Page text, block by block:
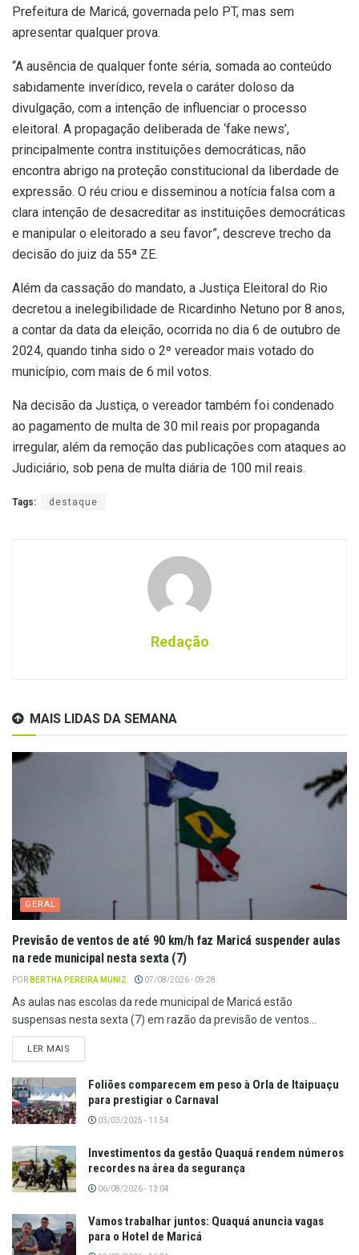
Prefeitura de Maricá, governada pelo PT, mas sem
apresentar qualquer prova.
“A ausência de qualquer fonte séria, somada ao conteúdo
sabidamente inverídico, revela o caráter doloso da
divulgação, com a intenção de influenciar o processo
eleitoral. A propagação deliberada de ‘fake news’,
principalmente contra instituições democráticas, não
encontra abrigo na proteção constitucional da liberdade de
expressão. O réu criou e disseminou a notícia falsa com a
clara intenção de desacreditar as instituições democráticas
e manipular o eleitorado a seu favor”, descreve trecho da
decisão do juiz da 55ª ZE.
Além da cassação do mandato, a Justiça Eleitoral do Rio
decretou a inelegibilidade de Ricardinho Netuno por 8 anos,
a contar da data da eleição, ocorrida no dia 6 de outubro de
2024, quando tinha sido o 2º vereador mais votado do
município, com mais de 6 mil votos.
Na decisão da Justiça, o vereador também foi condenado
ao pagamento de multa de 30 mil reais por propaganda
irregular, além da remoção das publicações com ataques ao
Judiciário, sob pena de multa diária de 100 mil reais.
Tags: destaque
Redação
MAIS LIDAS DA SEMANA
GERAL
Previsão de ventos de até 90 km/h faz Maricá suspender aulas
na rede municipal nesta sexta (7)
POR BERTHA PEREIRA MUNIZ 07/08/2026 - 09:28
As aulas nas escolas da rede municipal de Maricá estão
suspensas nesta sexta (7) em razão da previsão de ventos...
LER MAIS
Foliões comparecem em peso à Orla de Itaipuaçu
para prestigiar o Carnaval
03/03/2025 - 11:54
Investimentos da gestão Quaquá rendem números
recordes na área da segurança
06/08/2026 - 13:04
Vamos trabalhar juntos: Quaquá anuncia vagas
para o Hotel de Maricá